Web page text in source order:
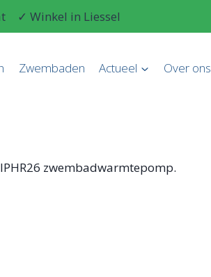
✓ Winkel in Liessel
Zwembaden Actueel Over ons
zwembadwarmtepomp.